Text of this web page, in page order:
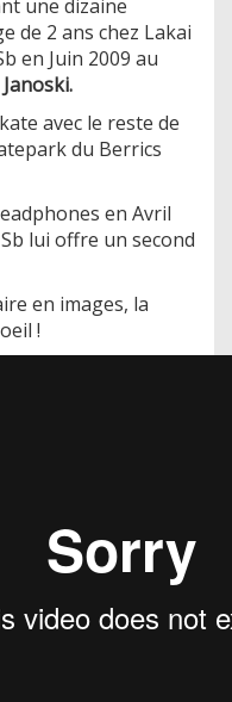
une dizaine
de 2 ans chez Lakai
en Juin 2009 au
avec le reste de
du Berrics
en Avril
lui offre un second
en images, la
!